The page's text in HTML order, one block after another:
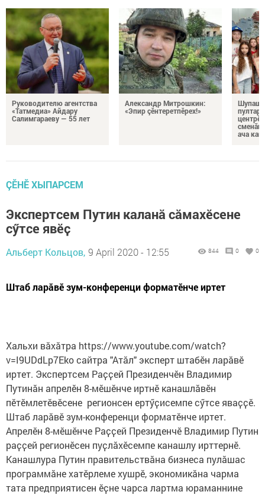
Руководителю агентства
«Татмедиа» Айдару
Салимгараеву — 55 лет
Александр Митрошкин:
«Эпир çӗнтеретпӗрех!»
ача
ÇӖНӖ ХЫПАРСЕМ
Экспертсем Путин каланӑ сӑмахӗсене
сӳтсе явӗҫ
Альберт Кольцов, 9 April 2020 - 12:55 844 0 0
Штаб ларӑвӗ зум-конференци форматӗнче иртет
Хальхи вӑхӑтра https://www.youtube.com/watch?
v=I9UDdLp7Eko сайтра "Атӑл" эксперт штабӗн ларӑвӗ
иртет. Экспертсем Раҫҫей Президенчӗн Владимир
Путинӑн апрелӗн 8-мӗшӗнче иртнӗ канашлӑвӗн
пӗтӗмлетӗвӗсене регионсен ертӳҫисемпе сӳтсе яваҫҫӗ.
Штаб ларӑвӗ зум-конференци форматӗнче иртет.
Апрелӗн 8-мӗшӗнче Раҫҫей Президенчӗ Владимир Путин
раҫҫей регионӗсен пуҫлӑхӗсемпе канашлу ирттернӗ.
Канашлура Путин правительствӑна бизнеса пулӑшас
программӑне хатӗрлеме хушрӗ, экономикӑна чарма
тата предприятисен ӗҫне чарса лартма юраманнине